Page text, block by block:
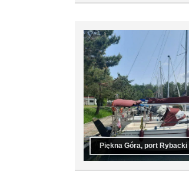
Piękna Góra, port Rybacki